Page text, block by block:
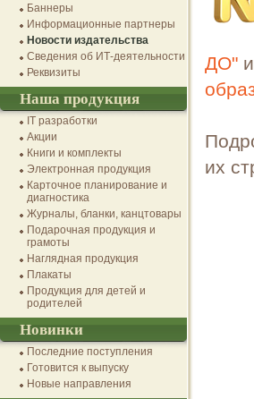
ДО" и
их
Баннеры
Информационные партнеры
Новости издательства
Сведения об ИТ-деятельности
Реквизиты
Наша продукция
IT разработки
Акции
Книги и комплекты
Электронная продукция
Карточное планирование и
диагностика
Журналы, бланки, канцтовары
Подарочная продукция и
грамоты
Наглядная продукция
Плакаты
Продукция для детей и
родителей
Новинки
Последние поступления
Готовится к выпуску
Новые направления